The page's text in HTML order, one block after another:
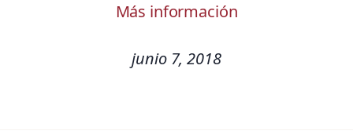
Más información
junio 7, 2018